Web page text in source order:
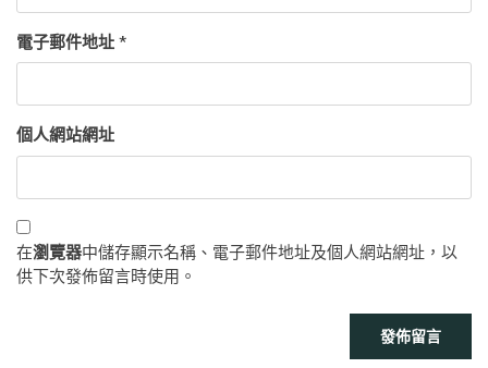
電子郵件地址 *
個人網站網址
在瀏覽器中儲存顯示名稱、電子郵件地址及個人網站網址，以
供下次發佈留言時使用。